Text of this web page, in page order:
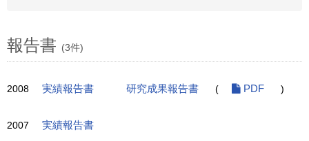
報告書 (3件)
2008 実績報告書 研究成果報告書 ( PDF )
2007 実績報告書